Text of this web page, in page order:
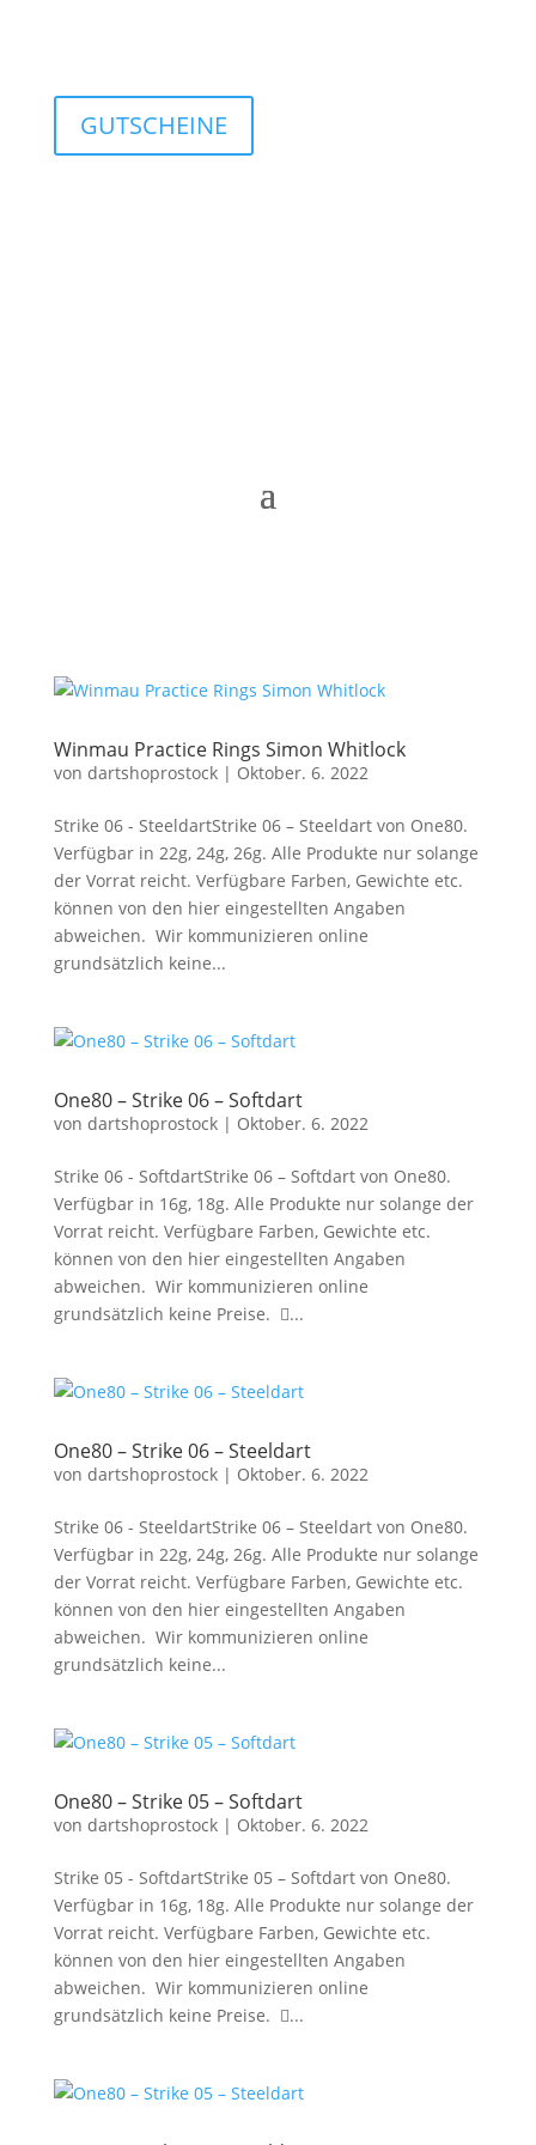
GUTSCHEINE
Winmau Practice Rings Simon Whitlock
von dartshoprostock| Oktober. 6. 2022
Strike 06 - SteeldartStrike 06 – Steeldart von One80.
Verfügbar in 22g, 24g, 26g. Alle Produkte nur solange
der Vorrat reicht. Verfügbare Farben, Gewichte etc.
können von den hier eingestellten Angaben
abweichen. Wir kommunizieren online
grundsätzlich keine...
One80 – Strike 06 – Softdart
von dartshoprostock| Oktober. 6. 2022
Strike 06 - SoftdartStrike 06 – Softdart von One80.
Verfügbar in 16g, 18g. Alle Produkte nur solange der
Vorrat reicht. Verfügbare Farben, Gewichte etc.
können von den hier eingestellten Angaben
abweichen. Wir kommunizieren online
grundsätzlich keine Preise. ...
One80 – Strike 06 – Steeldart
von dartshoprostock| Oktober. 6. 2022
Strike 06 - SteeldartStrike 06 – Steeldart von One80.
Verfügbar in 22g, 24g, 26g. Alle Produkte nur solange
der Vorrat reicht. Verfügbare Farben, Gewichte etc.
können von den hier eingestellten Angaben
abweichen. Wir kommunizieren online
grundsätzlich keine...
One80 – Strike 05 – Softdart
von dartshoprostock| Oktober. 6. 2022
Strike 05 - SoftdartStrike 05 – Softdart von One80.
Verfügbar in 16g, 18g. Alle Produkte nur solange der
Vorrat reicht. Verfügbare Farben, Gewichte etc.
können von den hier eingestellten Angaben
abweichen. Wir kommunizieren online
grundsätzlich keine Preise. ...